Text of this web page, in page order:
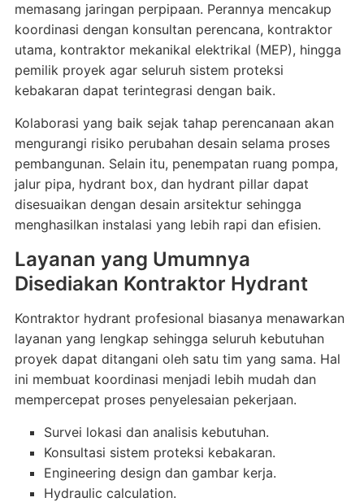
memasang jaringan perpipaan. Perannya mencakup
koordinasi dengan konsultan perencana, kontraktor
utama, kontraktor mekanikal elektrikal (MEP), hingga
pemilik proyek agar seluruh sistem proteksi
kebakaran dapat terintegrasi dengan baik.
Kolaborasi yang baik sejak tahap perencanaan akan
mengurangi risiko perubahan desain selama proses
pembangunan. Selain itu, penempatan ruang pompa,
jalur pipa, hydrant box, dan hydrant pillar dapat
disesuaikan dengan desain arsitektur sehingga
menghasilkan instalasi yang lebih rapi dan efisien.
Layanan yang Umumnya
Disediakan Kontraktor Hydrant
Kontraktor hydrant profesional biasanya menawarkan
layanan yang lengkap sehingga seluruh kebutuhan
proyek dapat ditangani oleh satu tim yang sama. Hal
ini membuat koordinasi menjadi lebih mudah dan
mempercepat proses penyelesaian pekerjaan.
Survei lokasi dan analisis kebutuhan.
Konsultasi sistem proteksi kebakaran.
Engineering design dan gambar kerja.
Hydraulic calculation.